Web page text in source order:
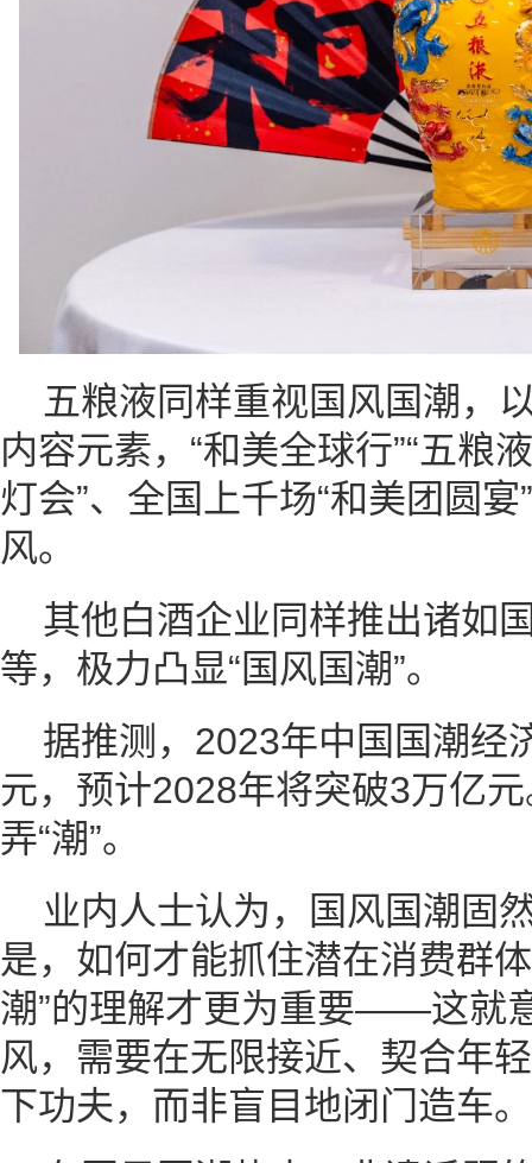
五粮液同样重视国风国潮，
内容元素，“和美全球行”“五粮
灯会”、全国上千场“和美团圆
风。
其他白酒企业同样推出诸如
等，极力凸显“国风国潮”。
据推测，2023年中国国潮经
元，预计2028年将突破3万亿
弄“潮”。
业内人士认为，国风国潮固
是，如何才能抓住潜在消费群
潮”的理解才更为重要——这就
风，需要在无限接近、契合年
下功夫，而非盲目地闭门造车。